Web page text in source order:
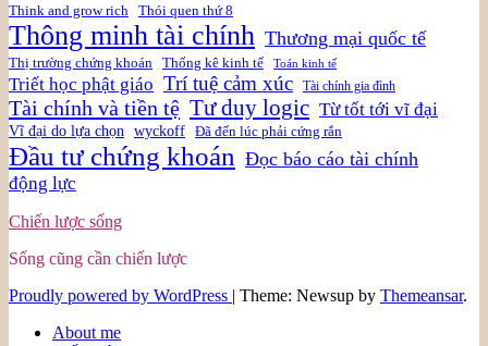
Think and grow rich Thói quen thứ 8
Thông minh tài chính Thương mại quốc tế
Thị trường chứng khoán Thống kê kinh tế Toán kinh tế
Triết học phật giáo Trí tuệ cảm xúc Tài chính gia đình
Tài chính và tiền tệ Tư duy logic Từ tốt tới vĩ đại
Vĩ đại do lựa chọn wyckoff Đã đến lúc phải cứng rắn
Đầu tư chứng khoán Đọc báo cáo tài chính
động lực
Chiến lược sống
Sống cũng cần chiến lược
Proudly powered by WordPress | Theme: Newsup by Themeansar.
About me